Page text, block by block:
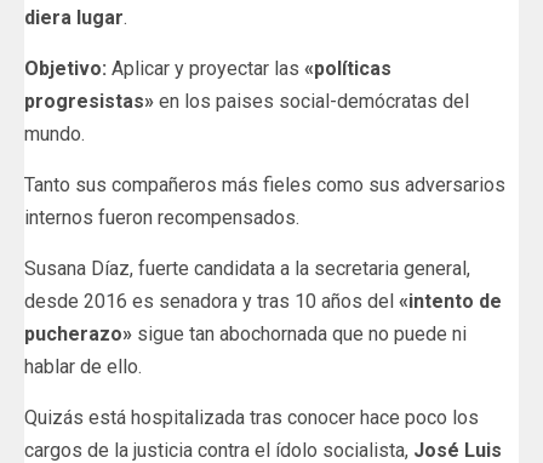
diera lugar.
Objetivo: Aplicar y proyectar las «políticas
progresistas» en los paises social-demócratas del
mundo.
Tanto sus compañeros más fieles como sus adversarios
internos fueron recompensados.
Susana Díaz, fuerte candidata a la secretaria general,
desde 2016 es senadora y tras 10 años del «intento de
pucherazo» sigue tan abochornada que no puede ni
hablar de ello.
Quizás está hospitalizada tras conocer hace poco los
cargos de la justicia contra el ídolo socialista, José Luis